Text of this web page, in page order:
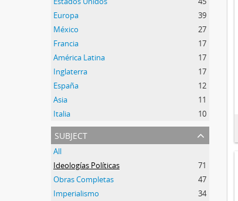
Europa
39
México
27
Francia
17
América Latina
17
Inglaterra
17
España
12
Asia
11
Italia
10
subject
All
Ideologías Políticas
71
Obras Completas
47
Imperialismo
34